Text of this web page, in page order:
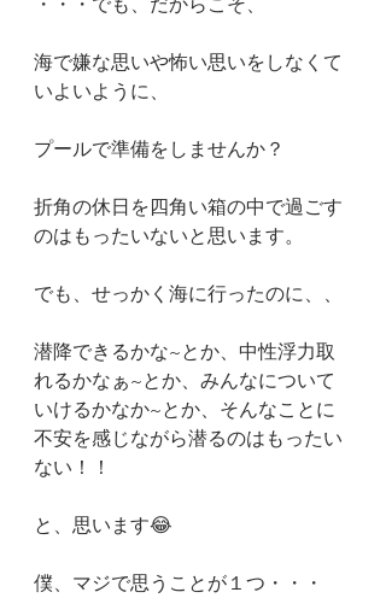
海で嫌な思いや怖い思いをしなくて
いよいように、
プールで準備をしませんか？
折角の休日を四角い箱の中で過ごす
のはもったいないと思います。
でも、せっかく海に行ったのに、、
潜降できるかな~とか、中性浮力取
れるかなぁ~とか、みんなについて
いけるかなか~とか、そんなことに
不安を感じながら潜るのはもったい
ない！！
と、思います😂
僕、マジで思うことが１つ・・・